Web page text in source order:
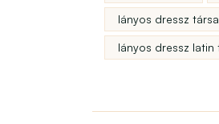
lányos dressz
lányos dressz latin